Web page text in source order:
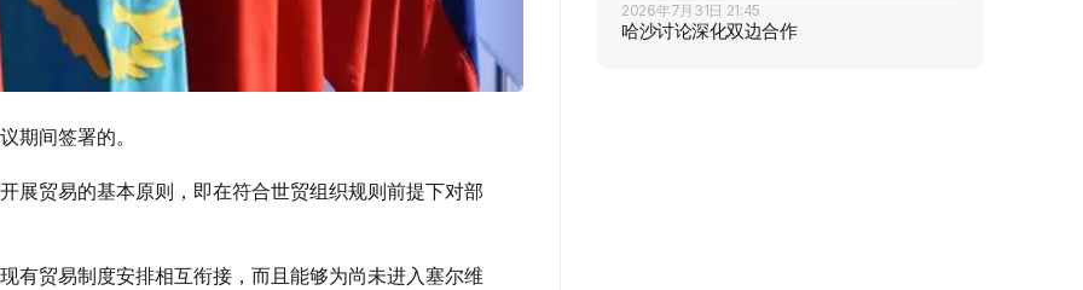
期间签署的。
展贸易的基本原则，即在符合世贸组织规则前提下对部
有贸易制度安排相互衔接，而且能够为尚未进入塞尔维
2026年7月31日 21:45
哈沙讨论深化双边合作